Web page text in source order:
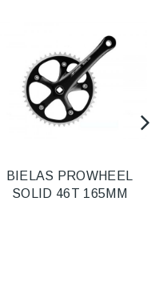
BIELAS PROWHEEL
SOLID 46T 165MM